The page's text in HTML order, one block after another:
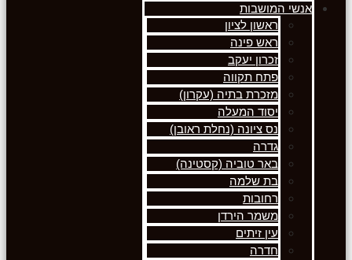
אנשי המושבות
ראשון לציון
ראש פינה
זכרון יעקב
פתח תקווה
מזכרת בתיה (עקרון)
יסוד המעלה
נס ציונה (נחלת ראובן)
גדרה
באר טוביה (קסטינה)
בת שלמה
רחובות
משמר הירדן
עין זיתים
חדרה